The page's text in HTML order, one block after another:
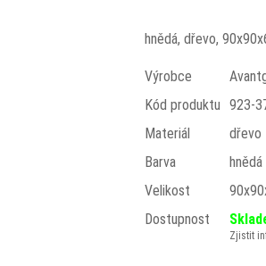
hnědá, dřevo,
Výrobce
Kód produktu 923-
Materiál
dřevo
Barva
hnědá
Velikost
Dostupnost
Zjistit